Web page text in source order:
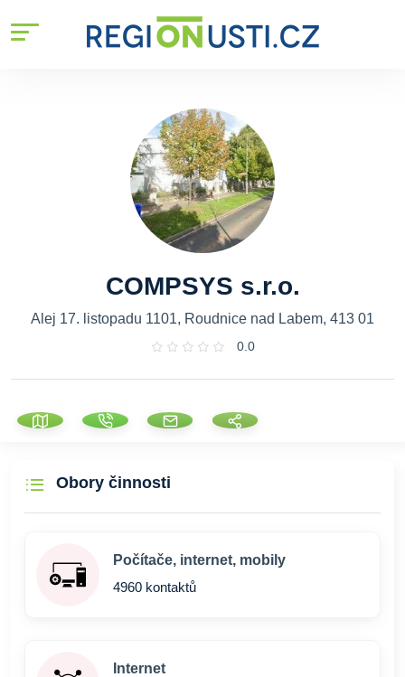
COMPSYS s.r.o.
Alej 17. listopadu 1101, Roudnice nad Labem, 413 01
0.0
Obory činnosti
Počítače, internet, mobily
4960 kontaktů
Internet